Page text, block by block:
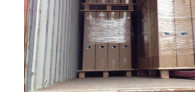
Outlet Meja yang Terkubur